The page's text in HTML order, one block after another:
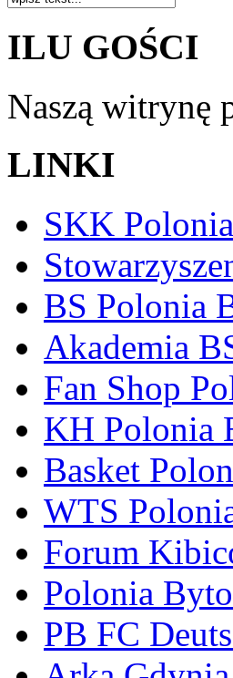
ILU GOŚCI
Naszą witrynę
LINKI
SKK
BS Polonia
Akademia
Fan Shop
KH Polonia
Basket
WTS
Forum
Polonia
PB FC